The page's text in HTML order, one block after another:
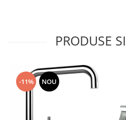
PRODUSE
-11% NOU